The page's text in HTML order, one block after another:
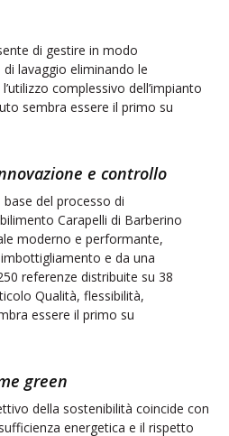
e controllo
base del processo di
Carapelli di Barberino
moderno e performante,
e da una
referenze distribuite su 38
essere il primo su
green
della sostenibilità coincide con
energetica e il rispetto
la creazione di alcune linee di
e il territorio è forte,
motore L'articolo G come